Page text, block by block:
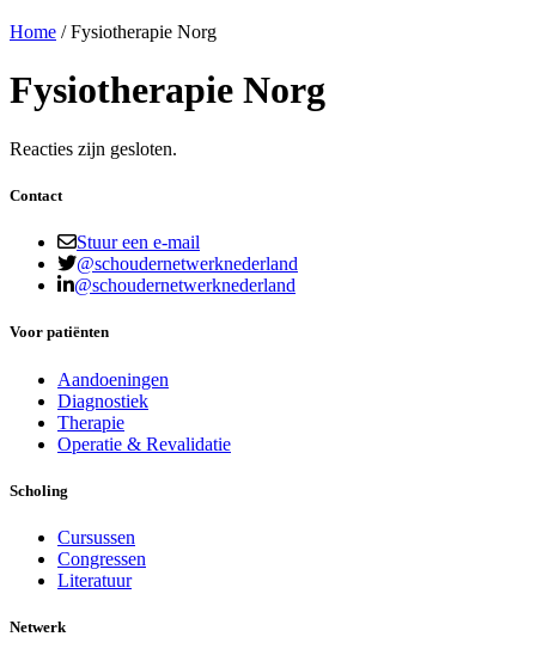
Home /Fysiotherapie Norg
Fysiotherapie Norg
Reacties zijn gesloten.
Contact
Stuur een e-mail
@schoudernetwerknederland
@schoudernetwerknederland
Voor patiënten
Aandoeningen
Diagnostiek
Therapie
Operatie & Revalidatie
Scholing
Cursussen
Congressen
Literatuur
Netwerk